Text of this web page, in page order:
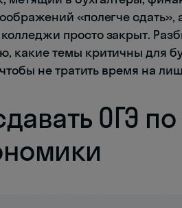
«полегче сдать»,
просто закрыт.
какие темы критичны для
не тратить время на
ОГЭ